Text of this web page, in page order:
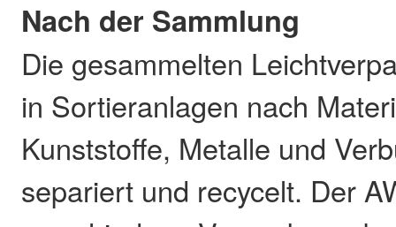
Nach der Sammlung
Die gesammelten
in Sortieranlagen nach
Kunststoffe, Metalle und
separiert und recycelt. Der